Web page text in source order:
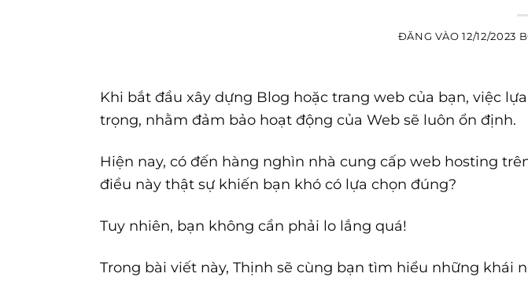
ĐĂNG VÀO12/12/2023
Khi bắt đầu xây dựng Blog hoặc trang web của bạn, việc
trọng, nhằm đảm bảo hoạt động của Web sẽ luôn ổn định.
Hiện nay, có đến hàng nghìn nhà cung cấp web hosting
điều này thật sự khiến bạn khó có lựa chọn đúng?
Tuy nhiên, bạn không cần phải lo lắng quá!
Trong bài viết này, Thịnh sẽ cùng bạn tìm hiểu những khái